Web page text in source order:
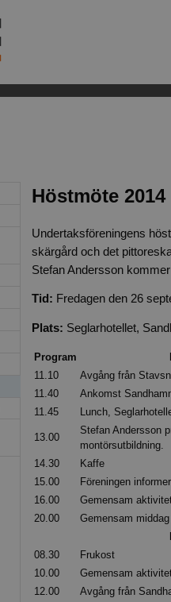
Höstmöte 2014
Undertaksföreningens
skärgård och det
Stefan Andersson
Tid: Fredagen den 26
Plats: Seglarhotellet,
Program
11.10
Avgång från
11.40
Ankomst
11.45
Lunch,
13.00
Stefan Andersson
montörsutbildning.
14.30
Kaffe
15.00
Föreningen
16.00
Gemensam
20.00
Gemensam middag
08.30
Frukost
10.00
Gemensam
12.00
Avgång från